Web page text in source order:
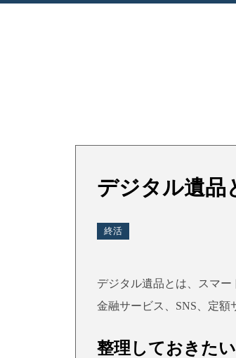
デジタル遺品
終活
デジタル遺品とは、スマー
金融サービス、SNS、定額
整理しておきた